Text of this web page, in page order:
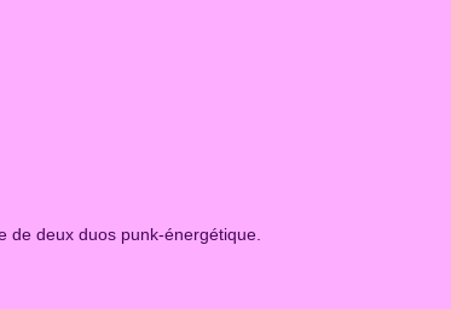
de deux duos punk-énergétique.